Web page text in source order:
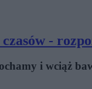
-
i wciąż